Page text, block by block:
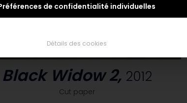
Black Widow 2, 2012
Cut paper
de confidentialité individuelles
Détails des cookies